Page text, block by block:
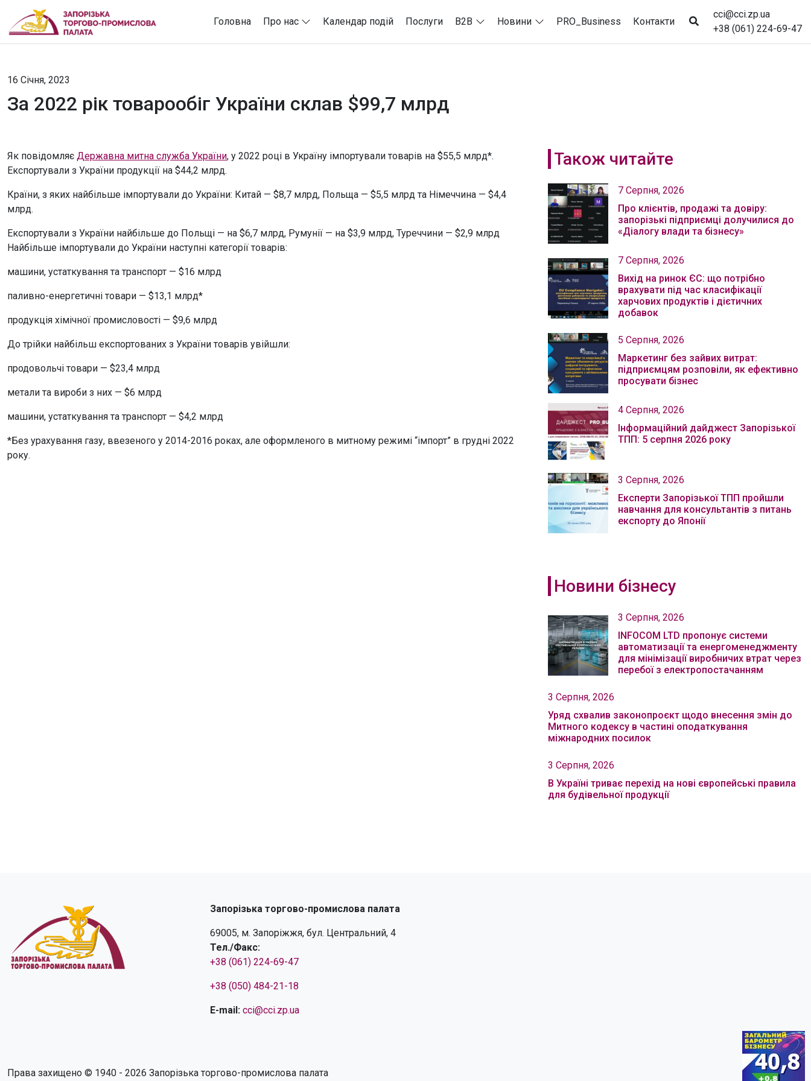
Головна Про нас Календар подій Послуги B2B Новини PRO_Business Контакти
cci@cci.zp.ua
+38 (061) 224-69-47
16 Січня, 2023
За 2022 рік товарообіг України склав $99,7 млрд
Як повідомляє Державна митна служба України, у 2022 році в Україну імпортували товарів на $55,5 млрд*.
Експортували з України продукції на $44,2 млрд.
Країни, з яких найбільше імпортували до України: Китай — $8,7 млрд, Польща — $5,5 млрд та Німеччина — $4,4
млрд.
Експортували з України найбільше до Польщі — на $6,7 млрд, Румунії — на $3,9 млрд, Туреччини — $2,9 млрд
Найбільше імпортували до України наступні категорії товарів:
машини, устаткування та транспорт — $16 млрд
паливно-енергетичні товари — $13,1 млрд*
продукція хімічної промисловості — $9,6 млрд
До трійки найбільш експортованих з України товарів увійшли:
продовольчі товари — $23,4 млрд
метали та вироби з них — $6 млрд
машини, устаткування та транспорт — $4,2 млрд
*Без урахування газу, ввезеного у 2014-2016 роках, але оформленого в митному режимі “імпорт” в грудні 2022
року.
Також читайте
7 Серпня, 2026
Про клієнтів, продажі та довіру:
запорізькі підприємці долучилися до
«Діалогу влади та бізнесу»
7 Серпня, 2026
Вихід на ринок ЄС: що потрібно
врахувати під час класифікації
харчових продуктів і дієтичних
добавок
5 Серпня, 2026
Маркетинг без зайвих витрат:
підприємцям розповіли, як ефективно
просувати бізнес
4 Серпня, 2026
Інформаційний дайджест Запорізької
ТПП: 5 серпня 2026 року
3 Серпня, 2026
Експерти Запорізької ТПП пройшли
навчання для консультантів з питань
експорту до Японії
Новини бізнесу
3 Серпня, 2026
INFOCOM LTD пропонує системи
автоматизації та енергоменеджменту
для мінімізації виробничих втрат через
перебої з електропостачанням
3 Серпня, 2026
Уряд схвалив законопроєкт щодо внесення змін до
Митного кодексу в частині оподаткування
міжнародних посилок
3 Серпня, 2026
В Україні триває перехід на нові європейські правила
для будівельної продукції
Запорізька торгово-промислова палата
69005, м. Запоріжжя, бул. Центральний, 4
Тел./Факс:
+38 (061) 224-69-47
+38 (050) 484-21-18
E-mail: cci@cci.zp.ua
Права захищено © 1940 - 2026 Запорізька торгово-промислова палата